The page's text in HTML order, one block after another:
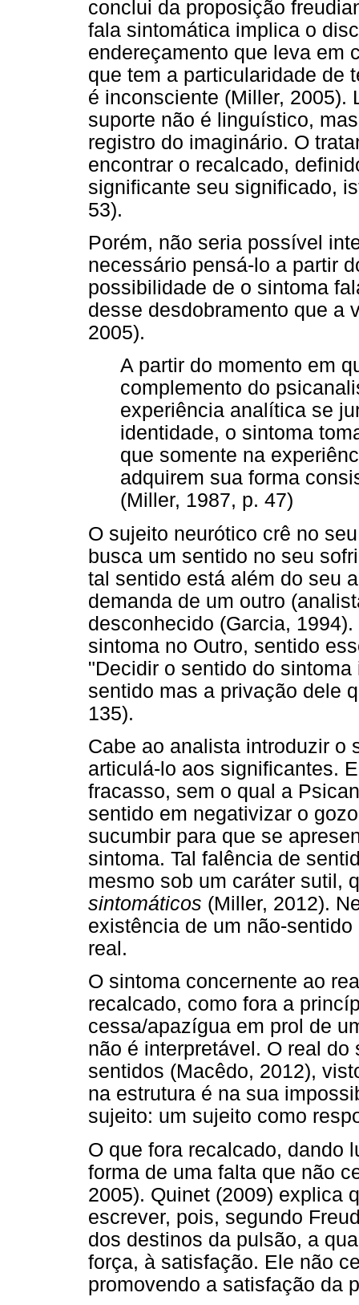
conclui da proposição
fala sintomática implica o
endereçamento que leva em
que tem a particularidade de
é inconsciente (Miller, 2005).
suporte não é linguístico,
registro do imaginário. O
encontrar o recalcado,
significante seu significado,
53).
Porém, não seria possível
necessário pensá-lo a partir
possibilidade de o sintoma
desse desdobramento que a
2005).
A partir do momento em
complemento do
experiência analítica se
identidade, o sintoma
que somente na
adquirem sua forma
(Miller, 1987, p. 47)
O sujeito neurótico crê no
busca um sentido no seu
tal sentido está além do seu
demanda de um outro
desconhecido (Garcia,
sintoma no Outro, sentido
"Decidir o sentido do
sentido mas a privação dele
135).
Cabe ao analista introduzir o
articulá-lo aos significantes.
fracasso, sem o qual a
sentido em negativizar o
sucumbir para que se
sintoma. Tal falência de
mesmo sob um caráter sutil,
sintomáticos (Miller, 2012).
existência de um não-
real.
O sintoma concernente ao
recalcado, como fora a
cessa/apazígua em prol de
não é interpretável. O real
sentidos (Macêdo, 2012),
na estrutura é na sua
sujeito: um sujeito como
O que fora recalcado, dando
forma de uma falta que não
2005). Quinet (2009) explica
escrever, pois, segundo
dos destinos da pulsão, a
força, à satisfação. Ele não
promovendo a satisfação da